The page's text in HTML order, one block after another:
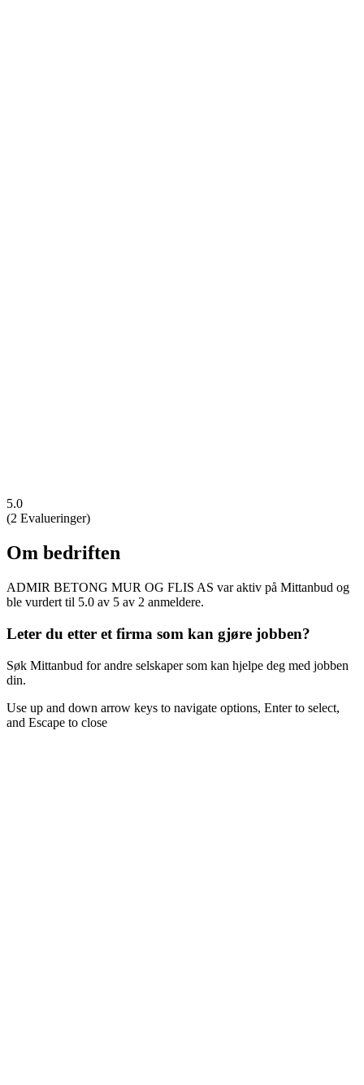
5.0
(2 Evalueringer)
Om bedriften
ADMIR BETONG MUR OG FLIS AS var aktiv på Mittanbud og
ble vurdert til 5.0 av 5 av 2 anmeldere.
Leter du etter et firma som kan gjøre jobben?
Søk Mittanbud for andre selskaper som kan hjelpe deg med jobben
din.
Use up and down arrow keys to navigate options, Enter to select,
and Escape to close